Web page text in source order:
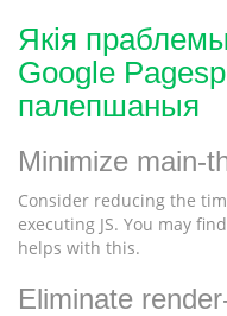
Якія
Google
палепшаныя
Minimize main-
Consider reducing the
executing JS. You may
helps with this.
Eliminate